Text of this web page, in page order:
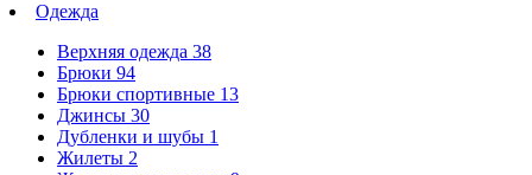
Одежда
Верхняя одежда 38
Брюки 94
Брюки спортивные 13
Джинсы 30
Дубленки и шубы 1
Жилеты 2